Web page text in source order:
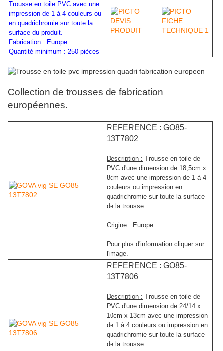
Trousse en toile PVC avec une
impression de 1 à 4 couleurs ou
en quadrichromie sur toute la
surface du produit.
Fabrication : Europe
Quantité minimum : 250 pièces
Collection de trousses de fabrication
européennes.
REFERENCE : GO85-
13T7802
Description : Trousse en toile de
PVC d'une dimension de 18,5cm x
8cm avec une impression de 1 à 4
couleurs ou impression en
quadrichromie sur toute la surface
de la trousse.
Origine : Europe
Pour plus d'information cliquer sur
l'image.
REFERENCE : GO85-
13T7806
Description : Trousse en toile de
PVC d'une dimension de 24/14 x
10cm x 13cm avec une impression
de 1 à 4 couleurs ou impression en
quadrichromie sur toute la surface
de la trousse.